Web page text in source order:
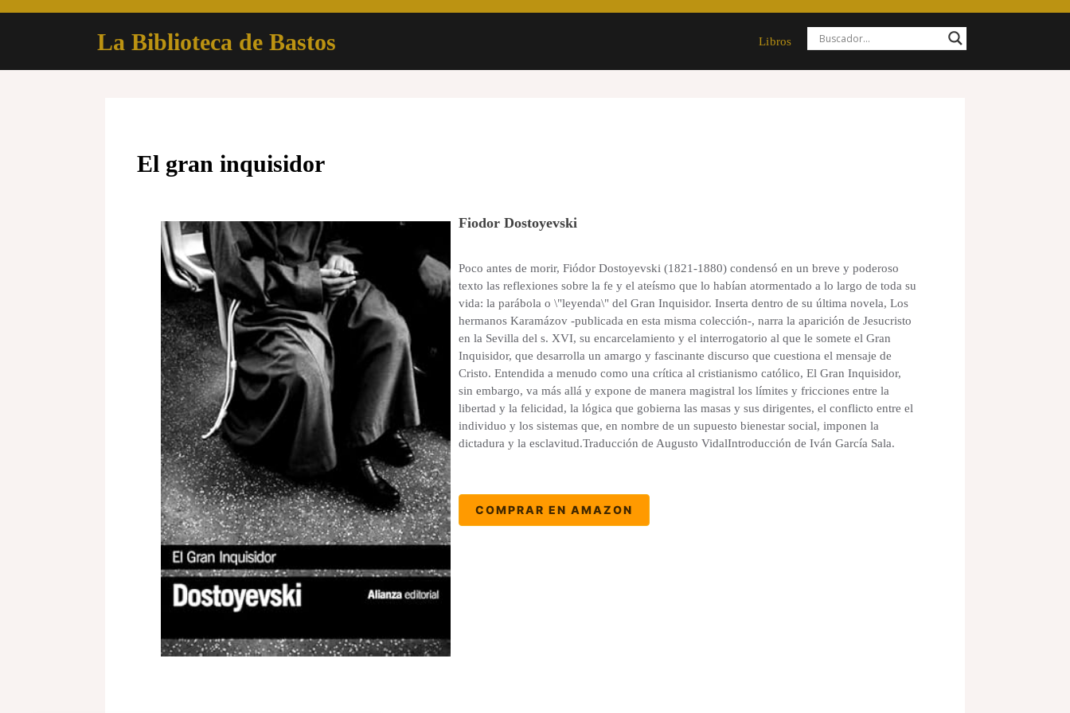
La Biblioteca de Bastos Libros
El gran inquisidor
Fiodor Dostoyevski
Poco antes de morir, Fiódor Dostoyevski (1821-1880) condensó en un breve y poderoso
texto las reflexiones sobre la fe y el ateísmo que lo habían atormentado a lo largo de toda su
vida: la parábola o \"leyenda\" del Gran Inquisidor. Inserta dentro de su última novela, Los
hermanos Karamázov -publicada en esta misma colección-, narra la aparición de Jesucristo
en la Sevilla del s. XVI, su encarcelamiento y el interrogatorio al que le somete el Gran
Inquisidor, que desarrolla un amargo y fascinante discurso que cuestiona el mensaje de
Cristo. Entendida a menudo como una crítica al cristianismo católico, El Gran Inquisidor,
sin embargo, va más allá y expone de manera magistral los límites y fricciones entre la
libertad y la felicidad, la lógica que gobierna las masas y sus dirigentes, el conflicto entre el
individuo y los sistemas que, en nombre de un supuesto bienestar social, imponen la
dictadura y la esclavitud.Traducción de Augusto VidalIntroducción de Iván García Sala.
COMPRAR EN AMAZON